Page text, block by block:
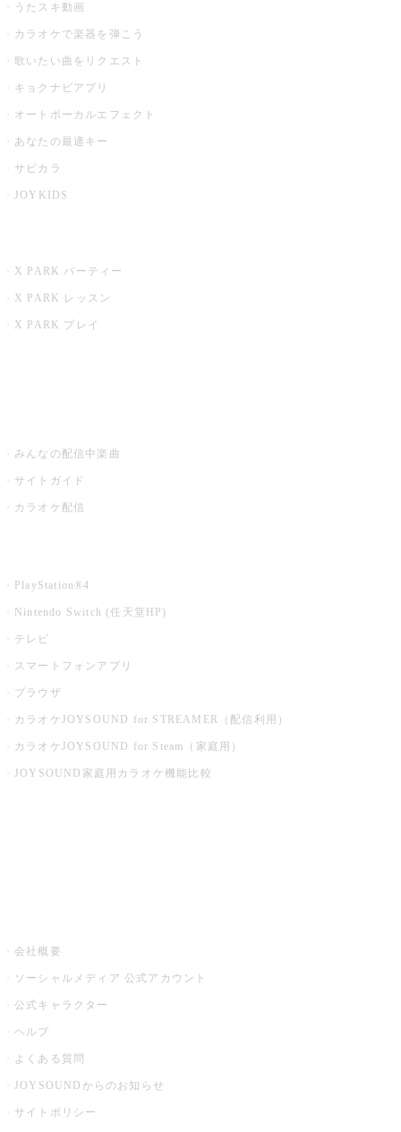
うたスキ動画
カラオケで楽器を弾こう
歌いたい曲をリクエスト
キョクナビアプリ
オートボーカルエフェクト
あなたの最適キー
サビカラ
JOYKIDS
X PARK パーティー
X PARK レッスン
X PARK プレイ
みんなの配信中楽曲
サイトガイド
カラオケ配信
PlayStation®4
Nintendo Switch (任天堂HP)
テレビ
スマートフォンアプリ
ブラウザ
カラオケJOYSOUND for STREAMER（配信利用）
カラオケJOYSOUND for Steam（家庭用）
JOYSOUND家庭用カラオケ機能比較
会社概要
ソーシャルメディア 公式アカウント
公式キャラクター
ヘルプ
よくある質問
JOYSOUNDからのお知らせ
サイトポリシー